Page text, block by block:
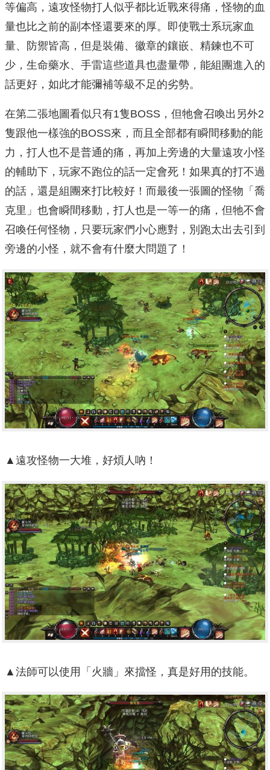
等偏高，遠攻怪物打人似乎都比近戰來得痛，怪物的血
量也比之前的副本怪還要來的厚。即使戰士系玩家血
量、防禦皆高，但是裝備、徽章的鑲嵌、精鍊也不可
少，生命藥水、手雷這些道具也盡量帶，能組團進入的
話更好，如此才能彌補等級不足的劣勢。
在第二張地圖看似只有1隻BOSS，但牠會召喚出另外2
隻跟他一樣強的BOSS來，而且全部都有瞬間移動的能
力，打人也不是普通的痛，再加上旁邊的大量遠攻小怪
的輔助下，玩家不跑位的話一定會死！如果真的打不過
的話，還是組團來打比較好！而最後一張圖的怪物「喬
克里」也會瞬間移動，打人也是一等一的痛，但牠不會
召喚任何怪物，只要玩家們小心應對，別跑太出去引到
旁邊的小怪，就不會有什麼大問題了！
▲遠攻怪物一大堆，好煩人吶！
▲法師可以使用「火牆」來擋怪，真是好用的技能。